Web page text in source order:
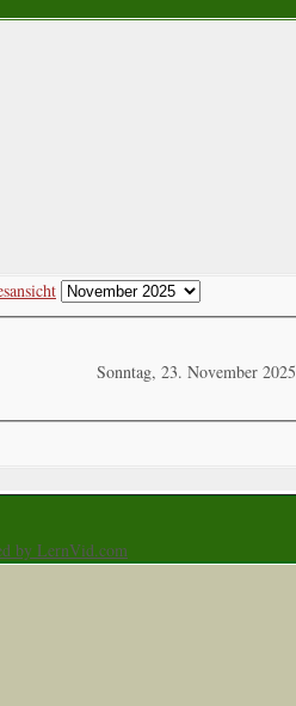
Sonntag, 23. November 2025
by LernVid.com